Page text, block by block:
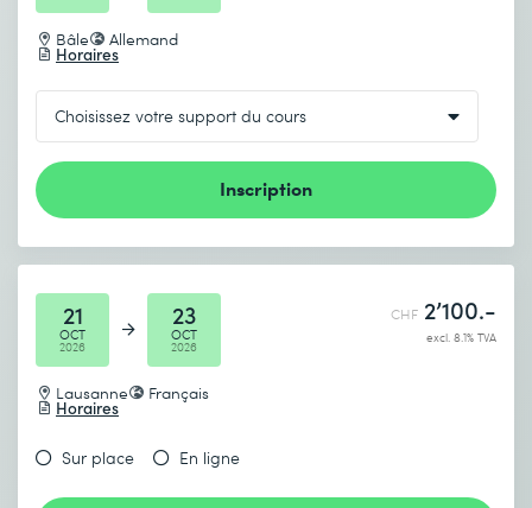
Bâle Allemand
Horaires
Inscription
21
OCT
2026
23
OCT
2026
Lausanne Français
Horaires
CHF 2’100.-
excl. 8.1% TVA
Sur place En ligne